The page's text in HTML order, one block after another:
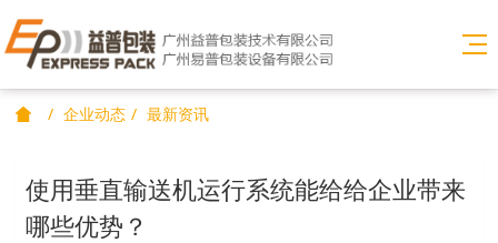
企业动态 最新资讯
使用垂直输送机运行系统能给给企业带来
哪些优势？